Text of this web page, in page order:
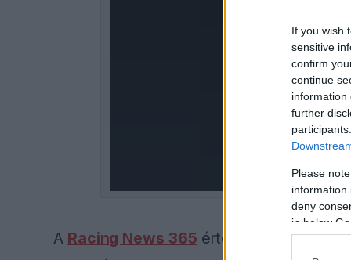
If you wish
sensitive
confirm
continue
information
further
Please
information
deny
in below
A Racing News 365 értesülései szerint